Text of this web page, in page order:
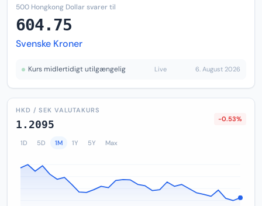
500 Hongkong Dollar svarer til
604.75
Svenske Kroner
Kurs midlertidigt utilgængelig Live 6. August 2026
HKD / SEK VALUTAKURS
1.2095 -0.53%
1D 5D 1M 1Y 5Y Max